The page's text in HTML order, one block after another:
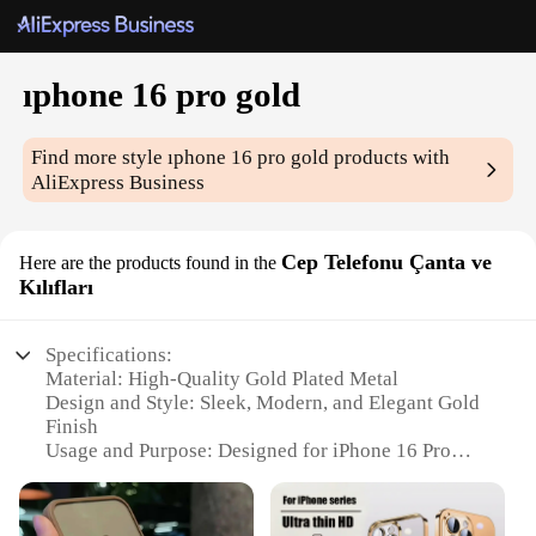
ıphone 16 pro gold
Find more styleıphone 16 pro gold products with
AliExpress Business
Here are the products found in the Cep Telefonu Çanta ve
Kılıfları
Specifications:
Material: High-Quality Gold Plated Metal
Design and Style: Sleek, Modern, and Elegant Gold
Finish
Usage and Purpose: Designed for iPhone 16 Pro
Accessories
Performance and Property: Durable and Scratch-